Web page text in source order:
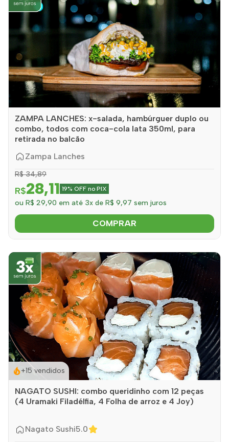
ZAMPA LANCHES: x-salada, hambúrguer duplo ou
combo, todos com coca-cola lata 350ml, para
retirada no balcão
Zampa Lanches
R$ 34,89
R$28,11 19% OFF no PIX
ou R$ 29,90 em até 3x de R$ 9,97 sem juros
COMPRAR
+15 vendidos
NAGATO SUSHI: combo queridinho com 12 peças
(4 Uramaki Filadélfia, 4 Folha de arroz e 4 Joy)
Nagato Sushi5.0